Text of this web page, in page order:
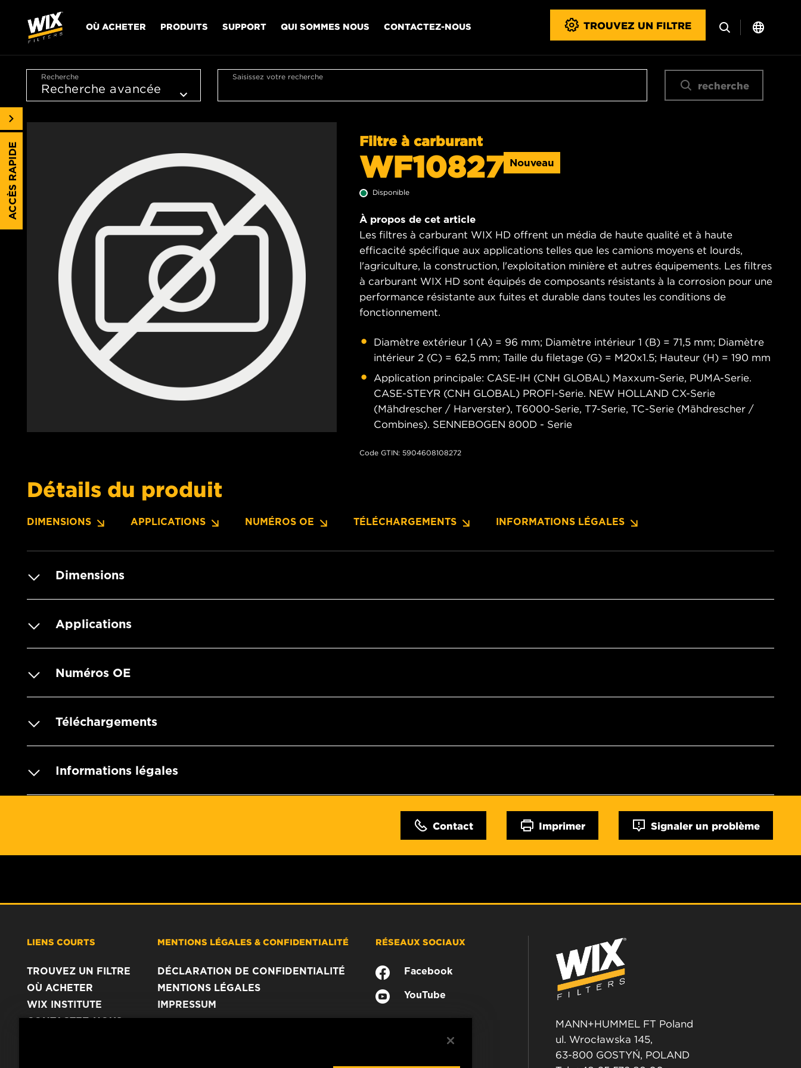
OÙ ACHETER PRODUITS SUPPORT QUI SOMMES NOUS CONTACTEZ-NOUS TROUVEZ UN FILTRE
Recherche Saisissez votre recherche
recherche
Filtre à carburant
WF10827 Nouveau
Disponible
À propos de cet article
Les filtres à carburant WIX HD offrent un média de haute qualité et à haute
efficacité spécifique aux applications telles que les camions moyens et lourds,
l'agriculture, la construction, l'exploitation minière et autres équipements. Les filtres
à carburant WIX HD sont équipés de composants résistants à la corrosion pour une
performance résistante aux fuites et durable dans toutes les conditions de
fonctionnement.
Diamètre extérieur 1 (A) = 96 mm; Diamètre intérieur 1 (B) = 71,5 mm; Diamètre
intérieur 2 (C) = 62,5 mm; Taille du filetage (G) = M20x1.5; Hauteur (H) = 190 mm
Application principale: CASE-IH (CNH GLOBAL) Maxxum-Serie, PUMA-Serie.
CASE-STEYR (CNH GLOBAL) PROFI-Serie. NEW HOLLAND CX-Serie
(Mähdrescher / Harverster), T6000-Serie, T7-Serie, TC-Serie (Mähdrescher /
Combines). SENNEBOGEN 800D - Serie
Code GTIN: 5904608108272
Détails du produit
DIMENSIONS APPLICATIONS NUMÉROS OE TÉLÉCHARGEMENTS INFORMATIONS LÉGALES
Dimensions
Applications
Numéros OE
Téléchargements
Informations légales
Contact Imprimer Signaler un problème
ACCÈS RAPIDE
LIENS COURTS
TROUVEZ UN FILTRE
OÙ ACHETER
WIX INSTITUTE
CONTACTEZ-NOUS
MENTIONS LÉGALES & CONFIDENTIALITÉ
DÉCLARATION DE CONFIDENTIALITÉ
MENTIONS LÉGALES
IMPRESSUM
RÉSEAUX SOCIAUX
Facebook
YouTube
MANN+HUMMEL FT Poland
ul. Wrocławska 145,
63-800 GOSTYŃ, POLAND